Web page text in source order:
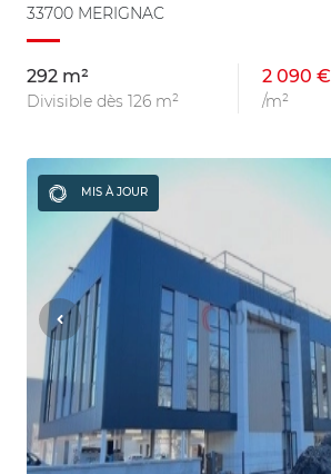
33700 MERIGNAC
292 m²
Divisible dès 126 m²
2 090 €
/m²
MIS À JOUR